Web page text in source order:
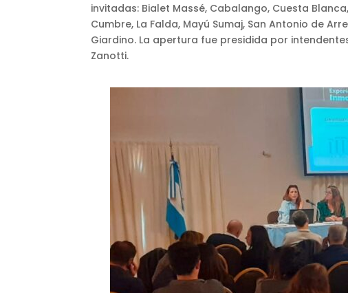
invitadas: Bialet Massé, Cabalango, Cuesta
Cumbre, La Falda, Mayú Sumaj, San Antonio de
Giardino. La apertura fue presidida por
Zanotti.